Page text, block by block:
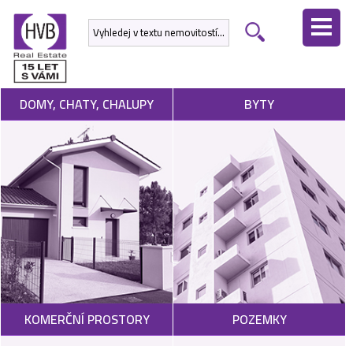
DOMY, CHATY, CHALUPY BYTY
KOMERČNÍ PROSTORY POZEMKY
ÚVODNÍ
STRÁNKA
NEMOVITOSTI
DEVELOPERSKÉ
PROJEKTY
SLUŽBY
NABÍDNOUT
NEMOVITOST
POPTAT
NEMOVITOST